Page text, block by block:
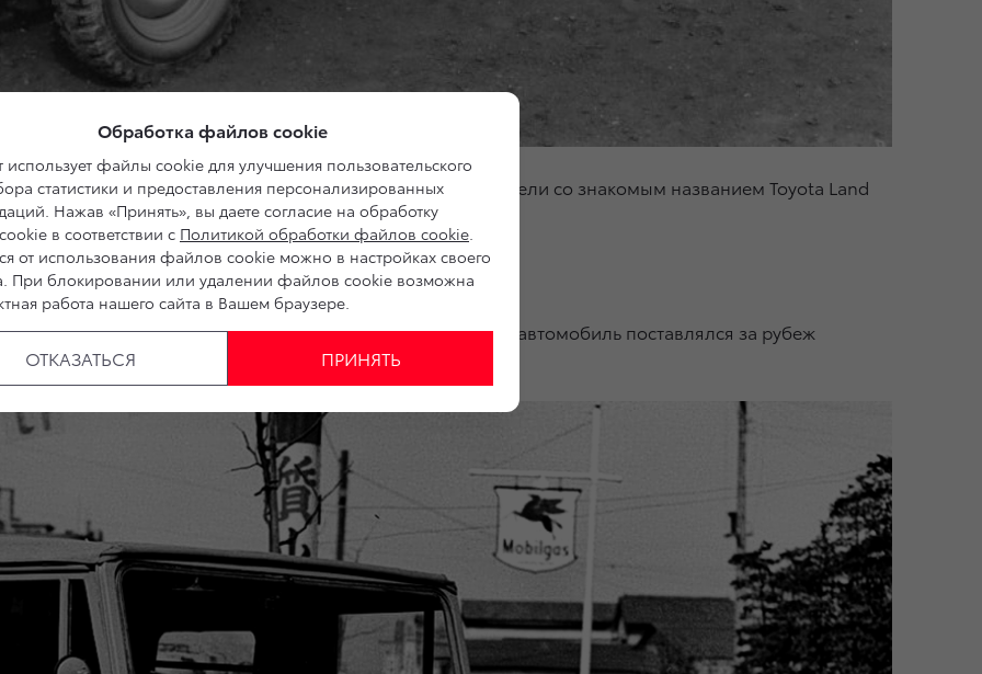
BJ был переименован. С 1953 года началась история модели со знакомым названием Toyota Land
в гражданское авто: LC 20. Начиная с 1956 года автомобиль поставлялся за рубеж
Обработка файлов cookie
использует файлы cookie для улучшения пользовательского
статистики и предоставления персонализированных
Нажав «Принять», вы даете согласие на обработку
в соответствии с Политикой обработки файлов cookie.
от использования файлов cookie можно в настройках своего
При блокировании или удалении файлов cookie возможна
работа нашего сайта в Вашем браузере.
ОТКАЗАТЬСЯ ПРИНЯТЬ